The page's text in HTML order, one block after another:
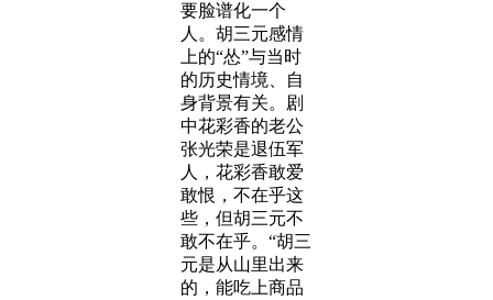
要脸谱化一个
人。胡三元感情
上的“怂”与当时
的历史情境、自
身背景有关。剧
中花彩香的老公
张光荣是退伍军
人，花彩香敢爱
敢恨，不在乎这
些，但胡三元不
敢不在乎。“胡三
元是从山里出来
的，能吃上商品